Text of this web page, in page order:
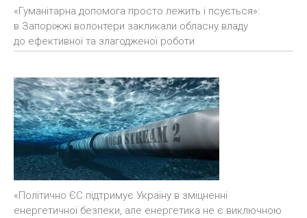
«Гуманітарна допомога просто лежить і псується»:
в Запоріжжі волонтери закликали обласну владу
до ефективної та злагодженої роботи
«Політично ЄС підтримує Україну в зміцненні
енергетичної безпеки, але енергетика не є виключною